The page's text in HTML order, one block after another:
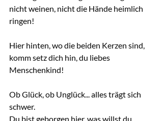
nicht weinen, nicht die Hände heimlich
ringen!
Hier hinten, wo die beiden Kerzen sind,
komm setz dich hin, du liebes
Menschenkind!
Ob Glück, ob Unglück... alles trägt sich
schwer.
Du bist geborgen hier, was willst du